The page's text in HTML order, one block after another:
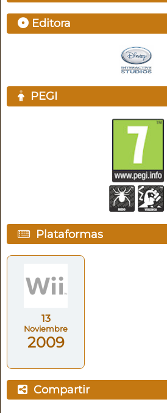
Editora
PEGI
Plataformas
13
Noviembre
2009
Compartir